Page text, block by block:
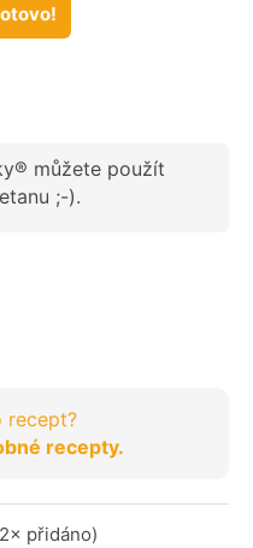
můžete použít
;-).
recept?
recepty.
přidáno)